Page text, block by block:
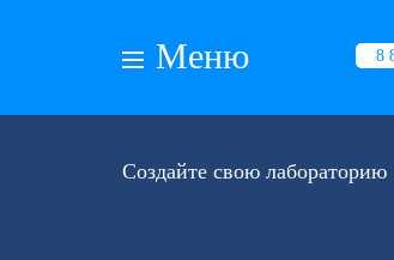
Меню 8
Создайте свою лабораторию